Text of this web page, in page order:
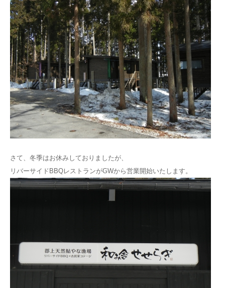
さて、冬季はお休みしておりましたが、
リバーサイドBBQレストランがGWから営業開始いたします。